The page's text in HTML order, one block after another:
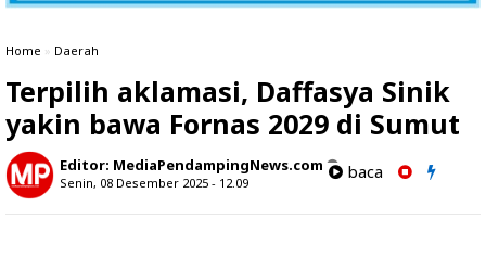
Home » Daerah
Terpilih aklamasi, Daffasya Sinik
yakin bawa Fornas 2029 di Sumut
Editor: MediaPendampingNews.com
Senin, 08 Desember 2025 - 12.09
baca